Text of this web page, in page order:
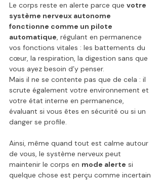
Le corps reste en alerte parce que votre
système nerveux autonome
fonctionne comme un pilote
automatique, régulant en permanence
vos fonctions vitales : les battements du
cœur, la respiration, la digestion sans que
vous ayez besoin d’y penser.
Mais il ne se contente pas que de cela : il
scrute également votre environnement et
votre état interne en permanence,
évaluant si vous êtes en sécurité ou si un
danger se profile.
Ainsi, même quand tout est calme autour
de vous, le système nerveux peut
maintenir le corps en mode alerte si
quelque chose est perçu comme incertain